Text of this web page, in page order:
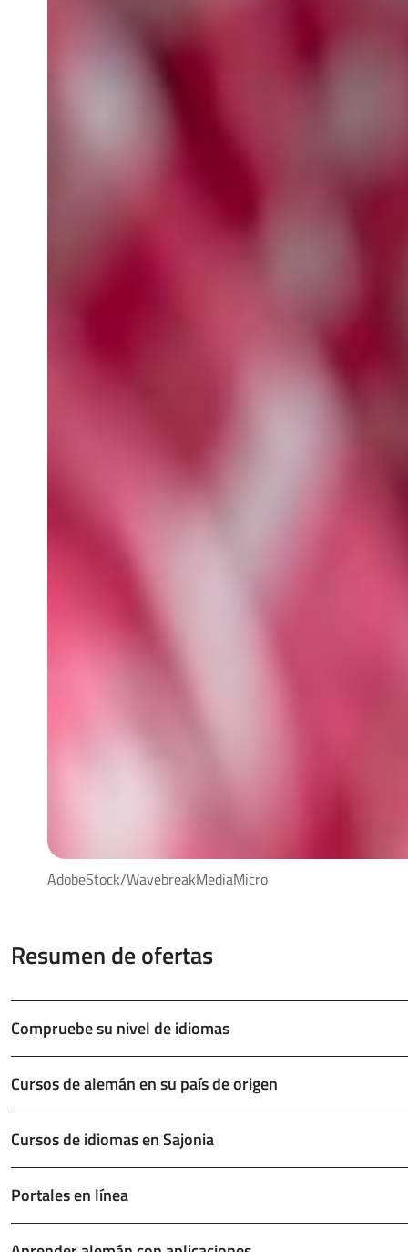
AdobeStock/WavebreakMediaMicro
Resumen de ofertas
Compruebe su nivel de idiomas
Cursos de alemán en su país de origen
Cursos de idiomas en Sajonia
Portales en línea